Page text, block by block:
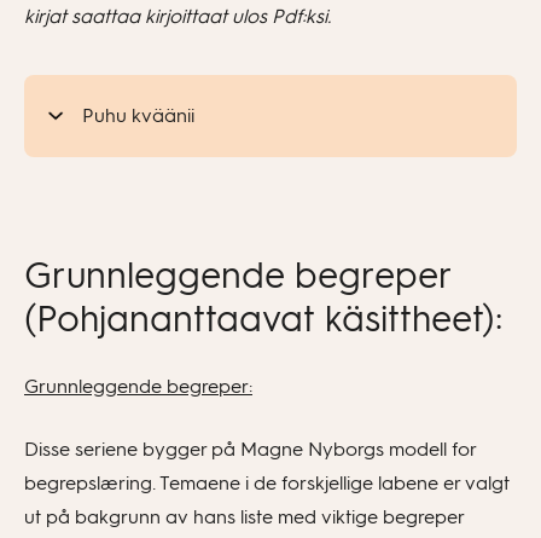
kirjat saattaa kirjoittaat ulos Pdf:ksi.
Puhu kväänii
Grunnleggende begreper
(Pohjananttaavat käsittheet):
Grunnleggende begreper:
Disse seriene bygger på Magne Nyborgs modell for
begrepslæring. Temaene i de forskjellige labene er valgt
ut på bakgrunn av hans liste med viktige begreper